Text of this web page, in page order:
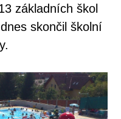
základních škol
skončil školní